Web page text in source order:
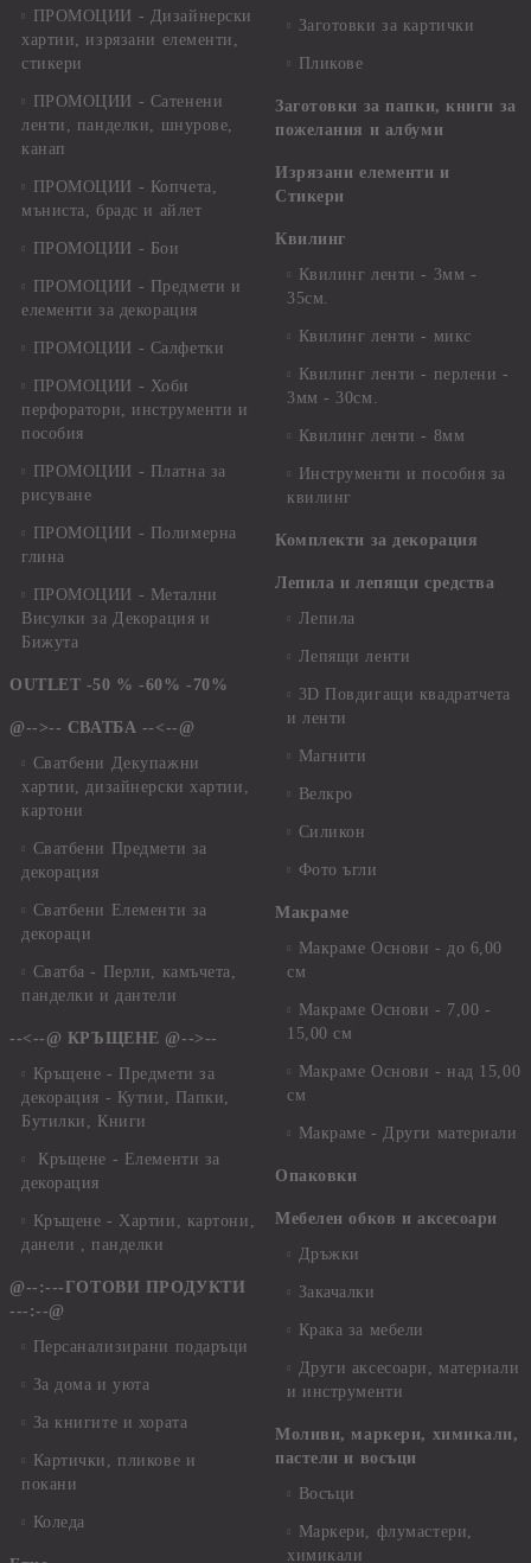
ПРОМОЦИИ - Дизайнерски
хартии, изрязани елементи,
стикери
ПРОМОЦИИ - Сатенени
ленти, панделки, шнурове,
канап
ПРОМОЦИИ - Копчета,
мъниста, брадс и айлет
ПРОМОЦИИ - Бои
ПРОМОЦИИ - Предмети и
елементи за декорация
ПРОМОЦИИ - Салфетки
ПРОМОЦИИ - Хоби
перфоратори, инструменти и
пособия
ПРОМОЦИИ - Платна за
рисуване
ПРОМОЦИИ - Полимерна
глина
ПРОМОЦИИ - Метални
Висулки за Декорация и
Бижута
OUTLET -50 % -60% -70%
@-->-- СВАТБА --<--@
Сватбени Декупажни
хартии, дизайнерски хартии,
картони
Сватбени Предмети за
декорация
Сватбени Елементи за
декораци
Сватба - Перли, камъчета,
панделки и дантели
--<--@ КРЪЩЕНЕ @-->--
Кръщене - Предмети за
декорация - Кутии, Папки,
Бутилки, Книги
Кръщене - Елементи за
декорация
Кръщене - Хартии, картони,
данели , панделки
@--:---ГОТОВИ ПРОДУКТИ
---:--@
Персанализирани подаръци
За дома и уюта
За книгите и хората
Картички, пликове и
покани
Коледа
Заготовки за картички
Пликове
Заготовки за папки, книги за
пожелания и албуми
Изрязани елементи и
Стикери
Квилинг
Квилинг ленти - 3мм -
35см.
Квилинг ленти - микс
Квилинг ленти - перлени -
3мм - 30см.
Квилинг ленти - 8мм
Инструменти и пособия за
квилинг
Комплекти за декорация
Лепила и лепящи средства
Лепила
Лепящи ленти
3D Повдигащи квадратчета
и ленти
Магнити
Велкро
Силикон
Фото ъгли
Макраме
Макраме Основи - до 6,00
см
Макраме Основи - 7,00 -
15,00 см
Макраме Основи - над 15,00
см
Макраме - Други материали
Опаковки
Мебелен обков и аксесоари
Дръжки
Закачалки
Крака за мебели
Други аксесоари, материали
и инструменти
Моливи, маркери, химикали,
пастели и восъци
Восъци
Маркери, флумастери,
химикали